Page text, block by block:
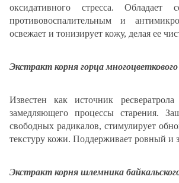
оксидативного стресса. Обладает
противовоспалительным и
освежает и тонизирует кожу, делая ее
Экстракт корня горца многоцветкового
Известен как источник
замедляющего процессы старения.
свободных радикалов, стимулирует
текстуру кожи. Поддерживает ровный и
Экстракт корня шлемника